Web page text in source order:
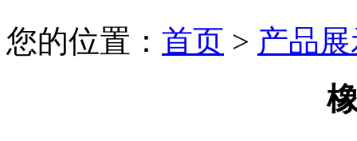
您的位置： 首页 > 产品